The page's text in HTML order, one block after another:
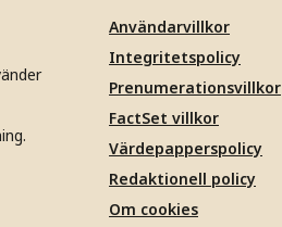
Användarvillkor
Integritetspolicy
Prenumerationsvillkor
FactSet villkor
Värdepapperspolicy
Redaktionell policy
Om cookies